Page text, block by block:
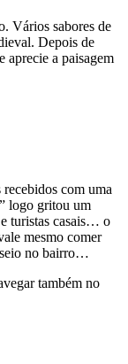
Vários sabores de
Depois de
aprecie a paisagem
com uma
logo gritou um
turistas casais… o
mesmo comer
no bairro…
também no